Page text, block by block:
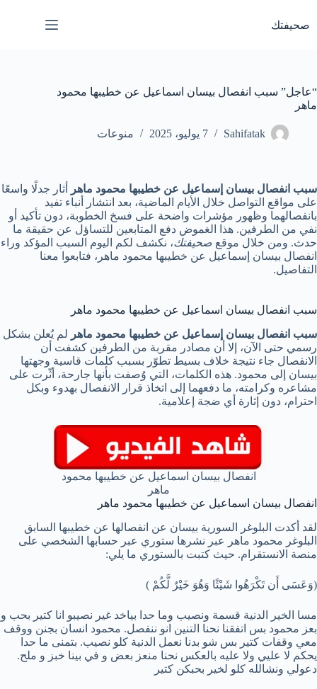
المحتوى
صحيفتك
“عاجل” سبب انفصال بيسان اسماعيل عن خطيبها محمود
ماهر
Sahifatak 7 يوليو، 2025 منوعات
سبب انفصال بيسان إسماعيل عن خطيبها محمود ماهر
أثار جدلًا واسعًا
على مواقع التواصل خلال الأيام الماضية، بعد انتشار أنباء تفيد
بانفصالهما وظهور مؤشرات واضحة على فسخ الخطوبة، دون تأكيد أو
نفي من الطرفين. هذا الغموض دفع المتابعين للتساؤل عن حقيقة ما
حدث. ومن خلال موقع صحيفتك، نكشف لكم اليوم السبب المؤكد وراء
انفصال بيسان إسماعيل عن خطيبها محمود ماهر، فتابعوا معنا
التفاصيل.
سبب انفصال بيسان اسماعيل عن خطيبها محمود ماهر
سبب انفصال بيسان إسماعيل عن خطيبها محمود ماهر لم يُعلن بشكل
رسمي حتى الآن، إلا أن مصادر مقربة من الطرفين كشفت أن
الانفصال جاء نتيجة خلاف بسيط تطوّر بسبب كلمات قاسية وجهتها
بيسان إلى محمود. هذه الكلمات، التي وُصفت بأنها جارحة، أثّرت على
مشاعره وكرامته، ما دفعهما إلى اتخاذ قرار الانفصال بهدوء وبكل
احترام، دون إثارة أي ضجة إعلامية.
انفصال بيسان اسماعيل عن خطيبها محمود
ماهر
انفصال بيسان اسماعيل عن خطيبها محمود ماهر
لقد أكدت البلوغر السورية بيسان عن انفصالها عن خطيبها السابق
البلوغر محمود ماهر عبر نشرها ستوري عبر حسابها الشخصي على
منصة الانستقرام. حيث كتبت بالستوري ما يلي:
(وَعَسَى أَن تَكْرَهُوا شَيْئًا وَهُوَ خَيْرٌ لَّكُمْ )
مسا الخير الدنية قسمة ونصيب وما حدا بياخد غير نصيبو انا كتير بحب و
بعز محمود بس اتفقنا نحنا التنين انو ننفصل. محمود انسان بجنن ووقف
معي وقفات كتير بس شو بدنا نعمل الدنية كلو نصيب. بتمنى ما حدا
يحكم لا عليي ولا عليه بالعكس نحنا منعز بعض و في بينا خبز و ملح.
دعولي ونشالله كلو لخير بحبكن كتير